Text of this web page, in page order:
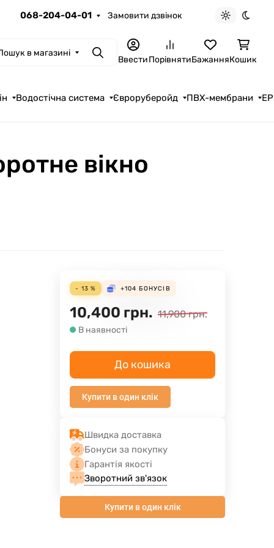
068-204-04-01 Замовити дзвінок
Light theme
Dark
в магазині ПошукВвестиПорівнятиБажанняКошик
Водостічна система Євроруберойд ПВХ-мембрани
вікно
- 13 % +104 БОНУСІВ
10,400 грн. 11,900 грн.
В наявності
До кошика
Купити в один клік
Швидка доставка
Бонуси за покупку
Гарантія якості
Зворотний зв'язок
Купити в один клік